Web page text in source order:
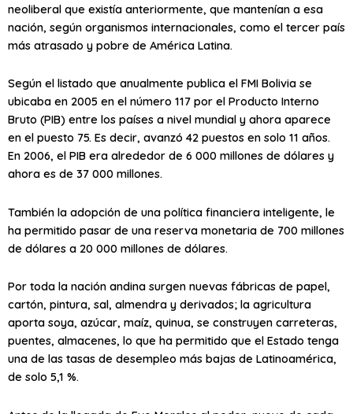
neoliberal que existía anteriormente, que mantenían a esa
nación, según organismos internacionales, como el tercer país
más atrasado y pobre de América Latina.
Según el listado que anualmente publica el FMI Bolivia se
ubicaba en 2005 en el número 117 por el Producto Interno
Bruto (PIB) entre los países a nivel mundial y ahora aparece
en el puesto 75. Es decir, avanzó 42 puestos en solo 11 años.
En 2006, el PIB era alrededor de 6 000 millones de dólares y
ahora es de 37 000 millones.
También la adopción de una política financiera inteligente, le
ha permitido pasar de una reserva monetaria de 700 millones
de dólares a 20 000 millones de dólares.
Por toda la nación andina surgen nuevas fábricas de papel,
cartón, pintura, sal, almendra y derivados; la agricultura
aporta soya, azúcar, maíz, quinua, se construyen carreteras,
puentes, almacenes, lo que ha permitido que el Estado tenga
una de las tasas de desempleo más bajas de Latinoamérica,
de solo 5,1 %.